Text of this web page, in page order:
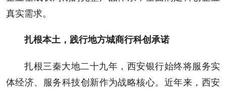
真实需求。
扎根本土，践行地方城商行科创承诺
扎根三秦大地二十九年，西安银行始终将服务实
体经济、服务科技创新作为战略核心。近年来，西安